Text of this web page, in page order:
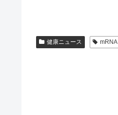
健康ニュース mRNA